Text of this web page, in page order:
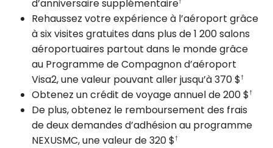
d’anniversaire supplémentaire
Rehaussez votre expérience à l’aéroport grâce
à six visites gratuites dans plus de 1 200 salons
aéroportuaires partout dans le monde grâce
au Programme de Compagnon d’aéroport
Visa2, une valeur pouvant aller jusqu’à 370 $†
Obtenez un crédit de voyage annuel de 200 $†
De plus, obtenez le remboursement des frais
de deux demandes d’adhésion au programme
NEXUSMC, une valeur de 320 $†